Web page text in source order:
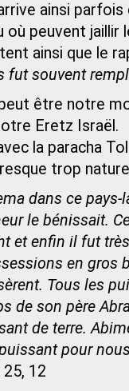
arrive ainsi
où peuvent
ainsi que le
fut souvent
être notre
Eretz Israël.
la paracha
trop
dans ce
le bénissait.
et enfin il fut
en gros
Tous les
de son père
de terre.
pour
25, 12